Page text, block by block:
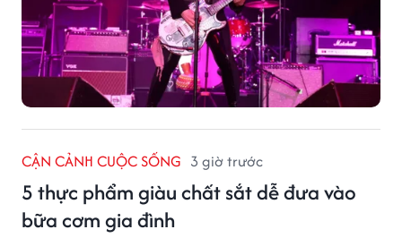
CẬN CẢNH CUỘC SỐNG 3 giờ trước
5 thực phẩm giàu chất sắt dễ đưa vào
bữa cơm gia đình